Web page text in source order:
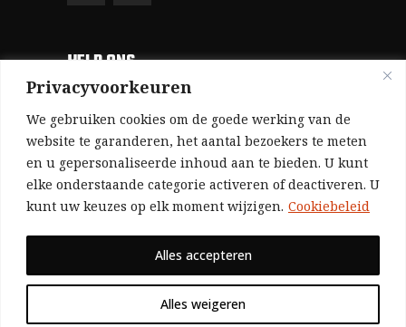
Privacyvoorkeuren
We gebruiken cookies om de goede werking van de
website te garanderen, het aantal bezoekers te meten
en u gepersonaliseerde inhoud aan te bieden. U kunt
elke onderstaande categorie activeren of deactiveren. U
kunt uw keuzes op elk moment wijzigen. Cookiebeleid
Alles weigeren
Alles accepteren
HELP ONS
Aangezien we volledig zelf gefinancierd zijn
(zonder subsidies, zonder commerciële
advertenties en zonder rijke sponsors), zijn we
voor de publicatie van ons tijdschrift uitsluitend
afhankelijk van de financiële steun van onze
Bij voorbaat dank voor uw solidariteit.